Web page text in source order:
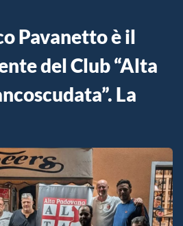
Pavanetto è il
del Club “Alta
La